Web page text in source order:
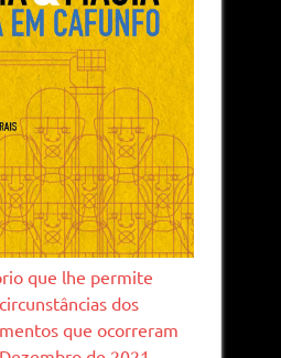
que lhe permite
dos
que ocorreram